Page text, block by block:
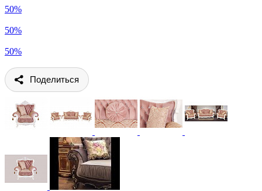
50%
50%
50%
Поделиться